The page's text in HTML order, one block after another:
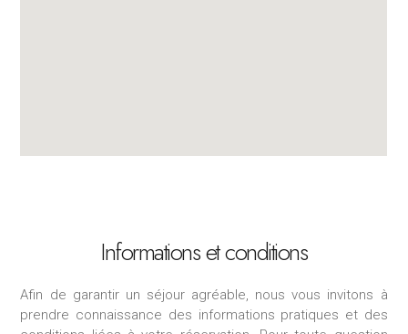
Informations et conditions
Afin de garantir un séjour agréable, nous vous invitons à
prendre connaissance des informations pratiques et des